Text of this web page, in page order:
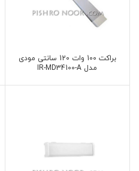
براکت 100 وات 120 سانتی مودی
مدل IR-MD34100-A